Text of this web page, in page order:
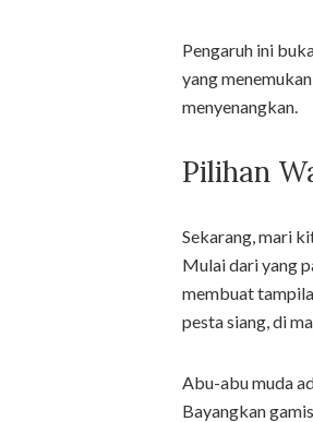
Pengaruh ini
yang
menyenangkan.
Pilihan
Sekarang, mari
Mulai dari yang
membuat
pesta siang, di
Abu-abu muda
Bayangkan